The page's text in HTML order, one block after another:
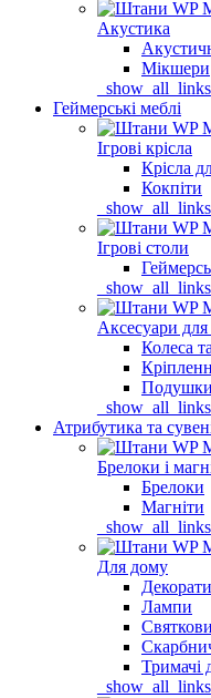
Акустика
Мікшери
_show_all_links
Геймерські меблі
Ігрові крісла
Крісла
Кокпіти
_show_all_links
Ігрові столи
_show_all_links
Аксесуари для
Колеса
Подушки
_show_all_links
Атрибутика та
Брелоки і
Брелоки
Магніти
_show_all_links
Для дому
Лампи
Тримачі
_show_all_links